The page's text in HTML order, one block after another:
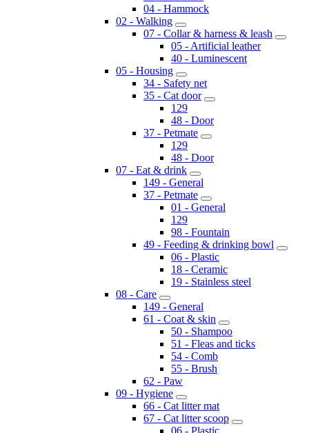
04 - Hammock
02 - Walking
07 - Collar & harness & leash
05 - Artificial leather
40 - Luminescent
05 - Housing
34 - Safety net
35 - Cat door
129
48 - Door
37 - Petmate
129
48 - Door
07 - Eat & drink
149 - General
37 - Petmate
01 - General
129
98 - Fountain
49 - Feeding & drinking bowl
06 - Plastic
18 - Ceramic
19 - Stainless steel
08 - Care
149 - General
61 - Coat & skin
50 - Shampoo
51 - Fleas and ticks
54 - Comb
55 - Brush
62 - Paw
09 - Hygiene
66 - Cat litter mat
67 - Cat litter scoop
06 - Plastic